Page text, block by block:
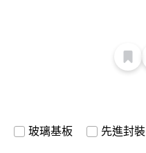
玻璃基板 先進封裝